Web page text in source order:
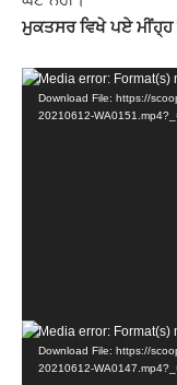
ਮੁਕਤਸਰ ਵਿਖੇ ਪਏ ਮੀਂਹ੍ਹ
Video
Player
Media error: Format(s)
Download File: https://
20210612-
Video
Player
Media error: Format(s)
Download File: https://
20210612-